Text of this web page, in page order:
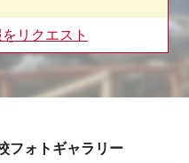
リクエスト
フォトギャラリー